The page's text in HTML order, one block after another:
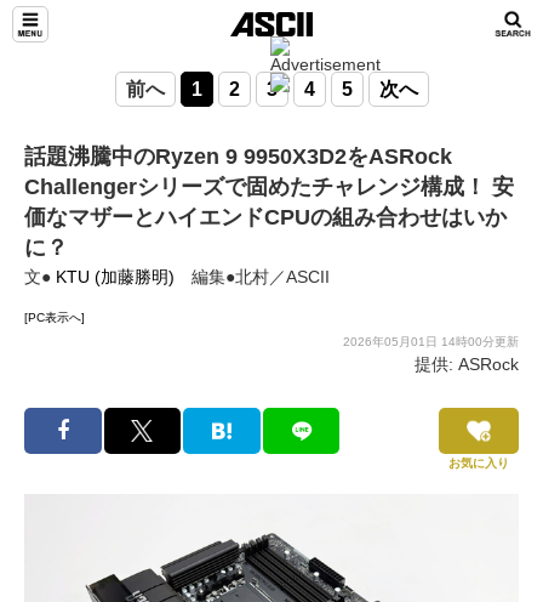
前へ 1 2 3 4 5 次へ
話題沸騰中のRyzen 9 9950X3D2をASRock
Challengerシリーズで固めたチャレンジ構成！ 安
価なマザーとハイエンドCPUの組み合わせはいか
に？
文● KTU (加藤勝明) 編集●北村／ASCII
[PC表示へ]
2026年05月01日 14時00分更新
提供: ASRock
お気に入り